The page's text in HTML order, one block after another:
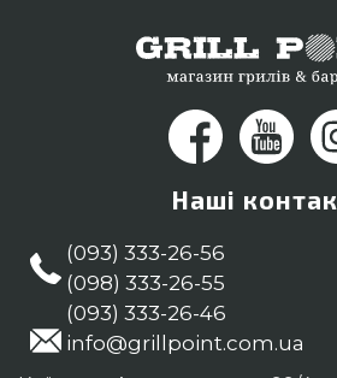
Наші
(093) 333-26-56
(098) 333-26-55
(093) 333-26-46
info@grillpoint.com.ua